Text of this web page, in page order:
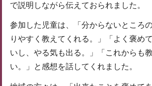
で説明しながら伝えておられました。
参加した児童は、「分からないところ
りやすく教えてくれる。」「よく褒め
いし、やる気も出る。」「これからも
い。」と感想を話してくれました。